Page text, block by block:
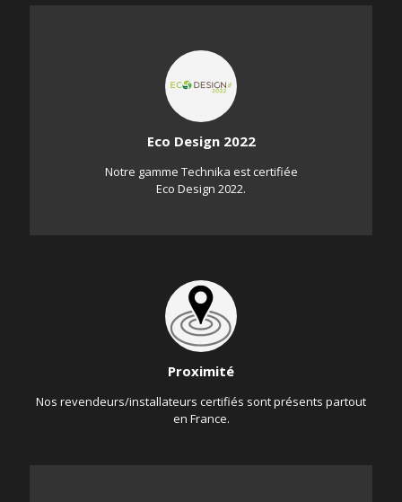
Eco Design 2022
Notre gamme Technika est certifiée
Eco Design 2022.
Proximité
Nos revendeurs/installateurs certifiés sont présents partout
en France.